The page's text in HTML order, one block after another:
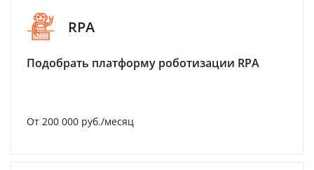
RPA
Подобрать платформу роботизации RPA
От 200 000 руб./месяц